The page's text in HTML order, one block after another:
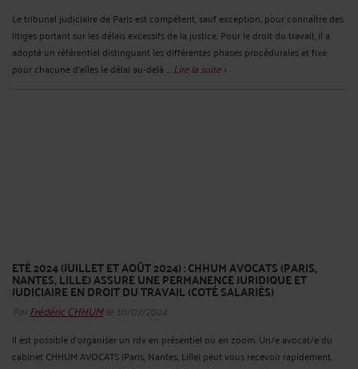
Le tribunal judiciaire de Paris est compétent, sauf exception, pour connaître des
litiges portant sur les délais excessifs de la justice. Pour le droit du travail, il a
adopté un référentiel distinguant les différentes phases procédurales et fixe
pour chacune d'elles le délai au-delà ... Lire la suite >
ETÉ 2024 (JUILLET ET AOÛT 2024) : CHHUM AVOCATS (PARIS,
NANTES, LILLE) ASSURE UNE PERMANENCE JURIDIQUE ET
JUDICIAIRE EN DROIT DU TRAVAIL (COTÉ SALARIÉS)
Par Frédéric CHHUMle 10/07/2024
Il est possible d’organiser un rdv en présentiel ou en zoom. Un/e avocat/e du
cabinet CHHUM AVOCATS (Paris, Nantes, Lille) peut vous recevoir rapidement,